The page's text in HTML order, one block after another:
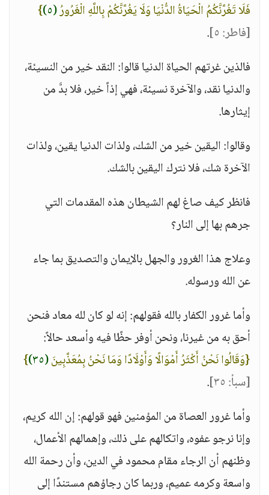
فَلَا تَغُرَّنَّكُمُ الْحَيَاةُ الدُّنْيَا وَلَا يَغُرَّنَّكُمْ بِاللَّهِ الْغَرُورُ(٥) }
[فاطر: ٥]
.
فالذين غرتهم الحياة الدنيا قالوا: النقد خير من النسيئة،
والدنيا نقد، والآخرة نسيئة، فهي إذاً خير، فلا بدَّ من
إيثارها.
وقالوا: اليقين خير من الشك، ولذات الدنيا يقين، ولذات
الآخرة شك، فلا نترك اليقين بالشك.
فانظر كيف صاغ لهم الشيطان هذه المقدمات التي
جرهم بها إلى النار؟
وعلاج هذا الغرور والجهل بالإيمان والتصديق بما جاء
عن الله ورسوله.
وأما غرور الكفار بالله فقولهم: إنه لو كان لله معاد فنحن
أحق به من غيرنا، ونحن أوفر حظًا فيه وأسعد حالاً:
{وَقَالُوا نَحْنُ أَكْثَرُ أَمْوَالًا وَأَوْلَادًا وَمَا نَحْنُ بِمُعَذَّبِينَ(٣٥)
}
[سبأ: ٣٥]
.
وأما غرور العصاة من المؤمنين فهو قولهم: إن الله كريم،
وإنا نرجو عفوه، واتكالهم على ذلك، وإهمالهم الأعمال،
وظنهم أن الرجاء مقام محمود في الدين، وأن رحمة الله
واسعة وكرمه عميم، وربما كان رجاؤهم مستندًا إلى